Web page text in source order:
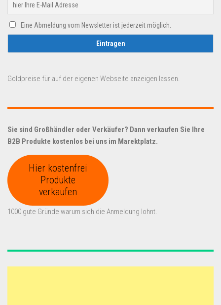
Eine Abmeldung vom Newsletter ist jederzeit möglich.
Goldpreise für auf der eigenen Webseite anzeigen lassen.
Sie sind Großhändler oder Verkäufer? Dann verkaufen Sie Ihre
B2B Produkte kostenlos bei uns im Marektplatz.
Hier kostenfrei
Produkte
verkaufen
1000 gute Gründe warum sich die Anmeldung lohnt.